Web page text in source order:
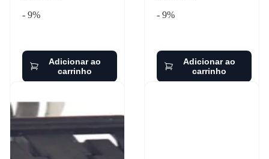
- 9%
Adicionar ao
carrinho
- 9%
Adicionar ao
carrinho